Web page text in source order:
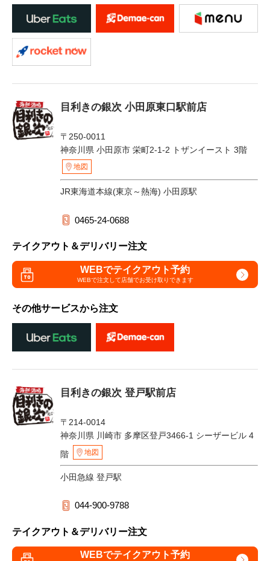
目利きの銀次 小田原東口駅前店
〒250-0011
神奈川県 小田原市 栄町2-1-2 トザンイースト 3階
地図
JR東海道本線(東京～熱海) 小田原駅
0465-24-0688
テイクアウト＆デリバリー注文
WEBでテイクアウト予約
WEBで注文して店舗でお受け取りできます
その他サービスから注文
目利きの銀次 登戸駅前店
〒214-0014
神奈川県 川崎市 多摩区登戸3466-1 シーザービル 4
階
地図
小田急線 登戸駅
044-900-9788
テイクアウト＆デリバリー注文
WEBでテイクアウト予約